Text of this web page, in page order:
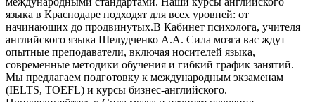
языка в Краснодаре подходят для всех уровней: от
начинающих до продвинутых.В Кабинет психолога, учителя
английского языка Шелудченко А.А. Сила мозга вас ждут
опытные преподаватели, включая носителей языка,
современные методики обучения и гибкий график занятий.
Мы предлагаем подготовку к международным экзаменам
(IELTS, TOEFL) и курсы бизнес-английского.